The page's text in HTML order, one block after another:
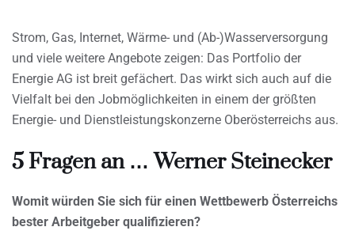
Strom, Gas, Internet, Wärme- und (Ab-)Wasserversorgung
und viele weitere Angebote zeigen: Das Portfolio der
Energie AG ist breit gefächert. Das wirkt sich auch auf die
Vielfalt bei den Jobmöglichkeiten in einem der größten
Energie- und Dienstleistungskonzerne Oberösterreichs aus.
5 Fragen an … Werner Steinecker
Womit würden Sie sich für einen Wettbewerb Österreichs
bester Arbeitgeber qualifizieren?